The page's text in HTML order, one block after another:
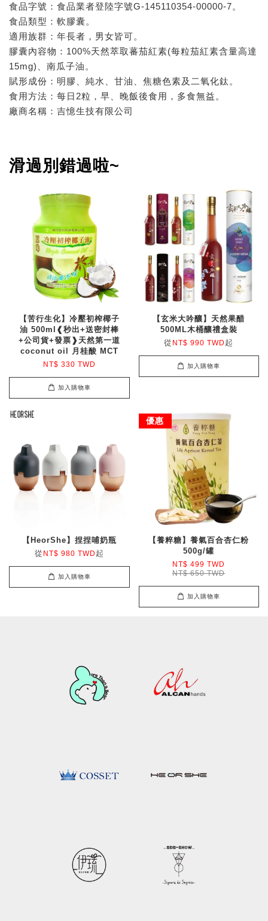
食品字號：食品業者登陸字號G-145110354-00000-7。
食品類型：軟膠囊。
適用族群：年長者，男女皆可。
膠囊內容物：100%天然萃取蕃茄紅素(每粒茄紅素含量高達
15mg)、南瓜子油。
賦形成份：明膠、純水、甘油、焦糖色素及二氧化鈦。
食用方法：每日2粒，早、晚飯後食用，多食無益。
廠商名稱：吉憶生技有限公司
滑過別錯過啦~
【苦行生化】冷壓初榨椰子
油 500ml❰秒出+送密封棒
+公司貨+發票❱天然第一道
coconut oil 月桂酸 MCT
NT$ 330 TWD
加入購物車
【玄米大吟釀】天然果醋
500ML木桶釀禮盒裝
從 NT$ 990 TWD 起
加入購物車
【HeorShe】捏捏哺奶瓶
從 NT$ 980 TWD 起
加入購物車
優惠
【養粹糖】養氣百合杏仁粉
500g/罐
NT$ 499 TWD
NT$ 650 TWD
加入購物車